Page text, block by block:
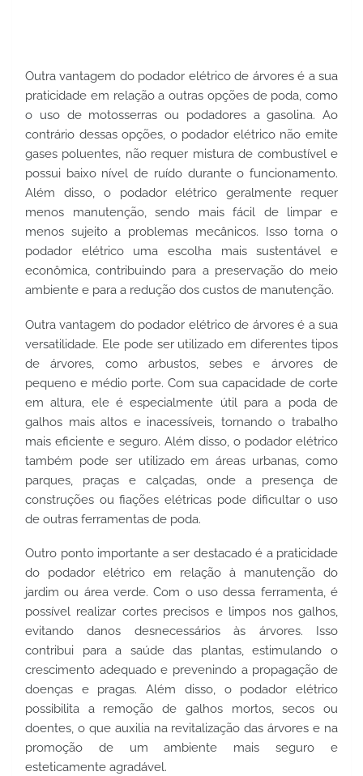
Outra vantagem do podador elétrico de árvores é a sua
praticidade em relação a outras opções de poda, como
o uso de motosserras ou podadores a gasolina. Ao
contrário dessas opções, o podador elétrico não emite
gases poluentes, não requer mistura de combustível e
possui baixo nível de ruído durante o funcionamento.
Além disso, o podador elétrico geralmente requer
menos manutenção, sendo mais fácil de limpar e
menos sujeito a problemas mecânicos. Isso torna o
podador elétrico uma escolha mais sustentável e
econômica, contribuindo para a preservação do meio
ambiente e para a redução dos custos de manutenção.
Outra vantagem do podador elétrico de árvores é a sua
versatilidade. Ele pode ser utilizado em diferentes tipos
de árvores, como arbustos, sebes e árvores de
pequeno e médio porte. Com sua capacidade de corte
em altura, ele é especialmente útil para a poda de
galhos mais altos e inacessíveis, tornando o trabalho
mais eficiente e seguro. Além disso, o podador elétrico
também pode ser utilizado em áreas urbanas, como
parques, praças e calçadas, onde a presença de
construções ou fiações elétricas pode dificultar o uso
de outras ferramentas de poda.
Outro ponto importante a ser destacado é a praticidade
do podador elétrico em relação à manutenção do
jardim ou área verde. Com o uso dessa ferramenta, é
possível realizar cortes precisos e limpos nos galhos,
evitando danos desnecessários às árvores. Isso
contribui para a saúde das plantas, estimulando o
crescimento adequado e prevenindo a propagação de
doenças e pragas. Além disso, o podador elétrico
possibilita a remoção de galhos mortos, secos ou
doentes, o que auxilia na revitalização das árvores e na
promoção de um ambiente mais seguro e
esteticamente agradável.